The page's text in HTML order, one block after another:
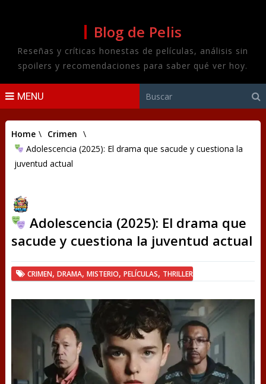
Blog de Pelis
Reseñas y críticas honestas de películas, análisis sin
spoilers y recomendaciones para saber qué ver hoy.
MENU
Home \ Crimen \
Adolescencia (2025): El drama que sacude y cuestiona la
juventud actual
Adolescencia (2025): El drama que
sacude y cuestiona la juventud actual
CRIMEN, DRAMA, MISTERIO, PELÍCULAS, THRILLER